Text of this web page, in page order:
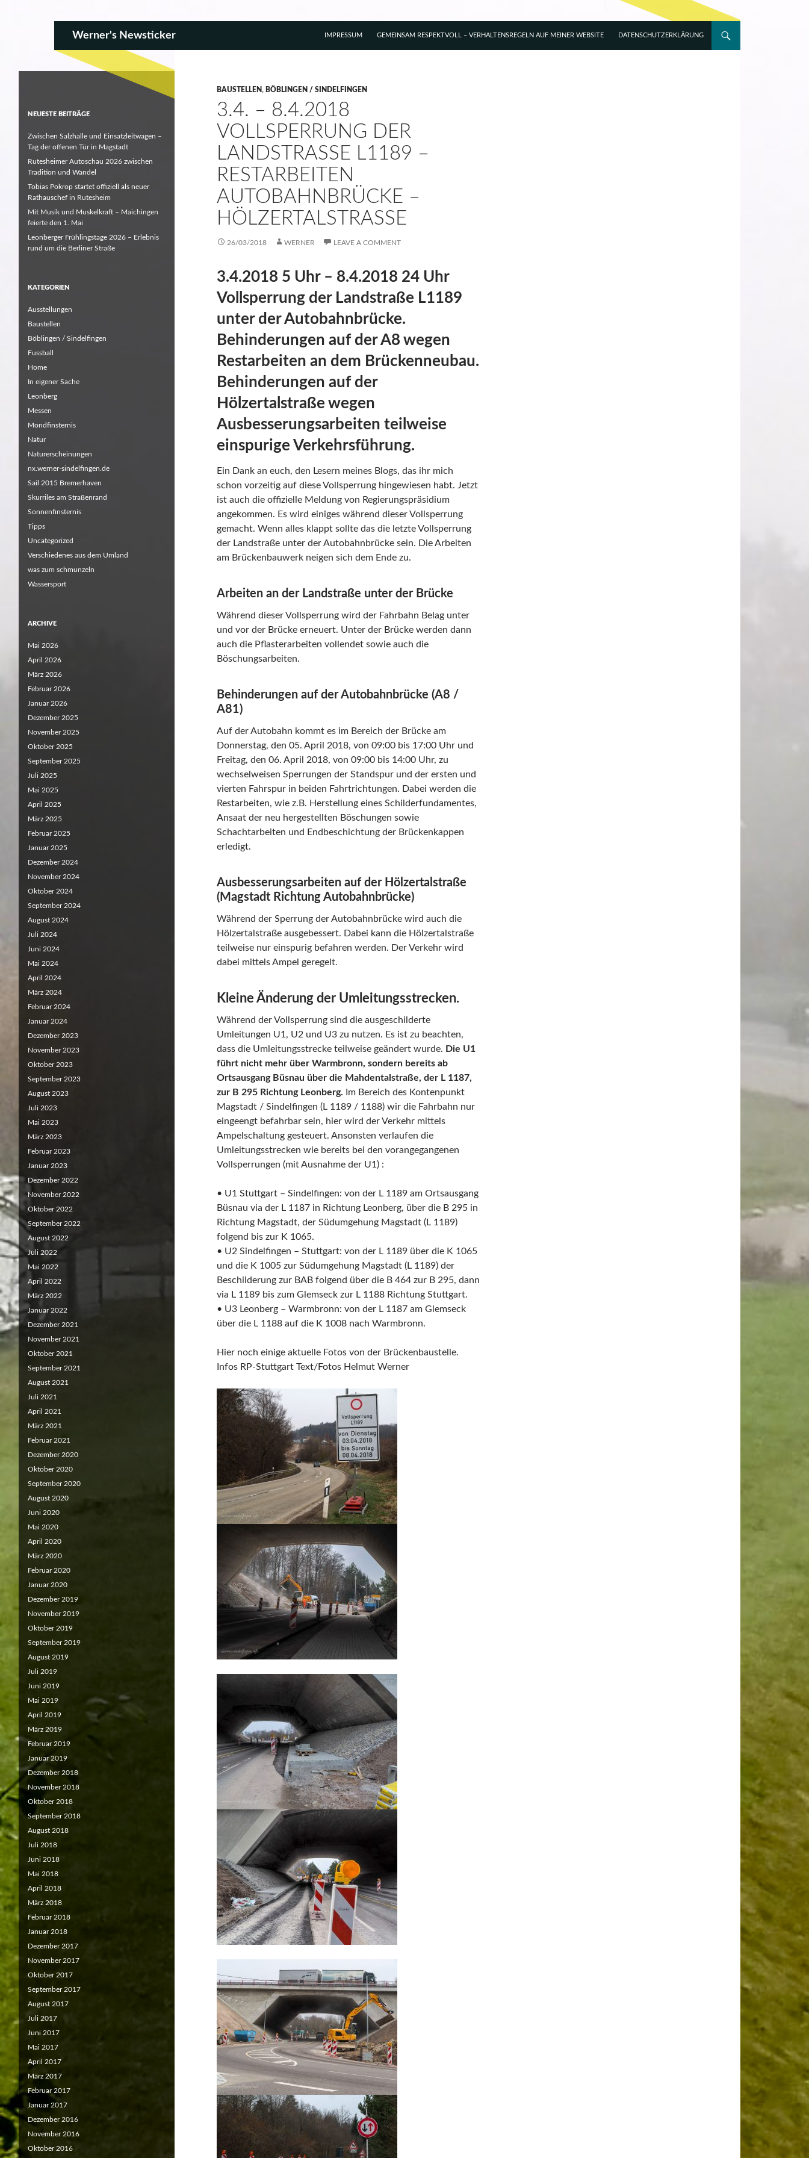
Werner's Newsticker
DATENSCHUTZERKLÄRUNG
GEMEINSAM RESPEKTVOLL – VERHALTENSREGELN AUF MEINER WEBSITE
IMPRESSUM
BAUSTELLEN, BÖBLINGEN / SINDELFINGEN
3.4. – 8.4.2018
VOLLSPERRUNG DER
LANDSTRASSE L1189 – R
ESTARBEITEN A
UTOBAHNBRÜCKE – H
ÖLZERTALSTRASSE
26/03/2018 WERNER LEAVE A COMMENT
3.4.2018 5 Uhr – 8.4.2018 24 Uhr
Vollsperrung der Landstraße L1189
unter der Autobahnbrücke.
Behinderungen auf der A8 wegen
Restarbeiten an dem Brückenneubau.
Behinderungen auf der
Hölzertalstraße wegen
Ausbesserungsarbeiten teilweise
einspurige Verkehrsführung.
Ein Dank an euch, den Lesern meines Blogs, das ihr mich
schon vorzeitig auf diese Vollsperrung hingewiesen habt. Jetzt
ist auch die offizielle Meldung von Regierungspräsidium
angekommen. Es wird einiges während dieser Vollsperrung
gemacht. Wenn alles klappt sollte das die letzte Vollsperrung
der Landstraße unter der Autobahnbrücke sein. Die Arbeiten
am Brückenbauwerk neigen sich dem Ende zu.
Arbeiten an der Landstraße unter der Brücke
Während dieser Vollsperrung wird der Fahrbahn Belag unter
und vor der Brücke erneuert. Unter der Brücke werden dann
auch die Pflasterarbeiten vollendet sowie auch die
Böschungsarbeiten.
Behinderungen auf der Autobahnbrücke (A8 /
A81)
Auf der Autobahn kommt es im Bereich der Brücke am
Donnerstag, den 05. April 2018, von 09:00 bis 17:00 Uhr und
Freitag, den 06. April 2018, von 09:00 bis 14:00 Uhr, zu
wechselweisen Sperrungen der Standspur und der ersten und
vierten Fahrspur in beiden Fahrtrichtungen. Dabei werden die
Restarbeiten, wie z.B. Herstellung eines Schilderfundamentes,
Ansaat der neu hergestellten Böschungen sowie
Schachtarbeiten und Endbeschichtung der Brückenkappen
erledigt.
Ausbesserungsarbeiten auf der Hölzertalstraße
(Magstadt Richtung Autobahnbrücke)
Während der Sperrung der Autobahnbrücke wird auch die
Hölzertalstraße ausgebessert. Dabei kann die Hölzertalstraße
teilweise nur einspurig befahren werden. Der Verkehr wird
dabei mittels Ampel geregelt.
Kleine Änderung der Umleitungsstrecken.
Während der Vollsperrung sind die ausgeschilderte
Umleitungen U1, U2 und U3 zu nutzen. Es ist zu beachten,
dass die Umleitungsstrecke teilweise geändert wurde. Die U1
führt nicht mehr über Warmbronn, sondern bereits ab
Ortsausgang Büsnau über die Mahdentalstraße, der L 1187,
zur B 295 Richtung Leonberg. Im Bereich des Kontenpunkt
Magstadt / Sindelfingen (L 1189 / 1188) wir die Fahrbahn nur
eingeengt befahrbar sein, hier wird der Verkehr mittels
Ampelschaltung gesteuert. Ansonsten verlaufen die
Umleitungsstrecken wie bereits bei den vorangegangenen
Vollsperrungen (mit Ausnahme der U1) :
• U1 Stuttgart – Sindelfingen: von der L 1189 am Ortsausgang
Büsnau via der L 1187 in Richtung Leonberg, über die B 295 in
Richtung Magstadt, der Südumgehung Magstadt (L 1189)
folgend bis zur K 1065.
• U2 Sindelfingen – Stuttgart: von der L 1189 über die K 1065
und die K 1005 zur Südumgehung Magstadt (L 1189) der
Beschilderung zur BAB folgend über die B 464 zur B 295, dann
via L 1189 bis zum Glemseck zur L 1188 Richtung Stuttgart.
• U3 Leonberg – Warmbronn: von der L 1187 am Glemseck
über die L 1188 auf die K 1008 nach Warmbronn.
Hier noch einige aktuelle Fotos von der Brückenbaustelle.
Infos RP-Stuttgart Text/Fotos Helmut Werner
NEUESTE BEITRÄGE
Zwischen Salzhalle und Einsatzleitwagen –
Tag der offenen Tür in Magstadt
Rutesheimer Autoschau 2026 zwischen
Tradition und Wandel
Tobias Pokrop startet offiziell als neuer
Rathauschef in Rutesheim
Mit Musik und Muskelkraft – Maichingen
feierte den 1. Mai
Leonberger Frühlingstage 2026 – Erlebnis
rund um die Berliner Straße
KATEGORIEN
Ausstellungen
Baustellen
Böblingen / Sindelfingen
Fussball
Home
In eigener Sache
Leonberg
Messen
Mondfinsternis
Natur
Naturerscheinungen
nx.werner-sindelfingen.de
Sail 2015 Bremerhaven
Skurriles am Straßenrand
Sonnenfinsternis
Tipps
Uncategorized
Verschiedenes aus dem Umland
was zum schmunzeln
Wassersport
ARCHIVE
Mai 2026
April 2026
März 2026
Februar 2026
Januar 2026
Dezember 2025
November 2025
Oktober 2025
September 2025
Juli 2025
Mai 2025
April 2025
März 2025
Februar 2025
Januar 2025
Dezember 2024
November 2024
Oktober 2024
September 2024
August 2024
Juli 2024
Juni 2024
Mai 2024
April 2024
März 2024
Februar 2024
Januar 2024
Dezember 2023
November 2023
Oktober 2023
September 2023
August 2023
Juli 2023
Mai 2023
März 2023
Februar 2023
Januar 2023
Dezember 2022
November 2022
Oktober 2022
September 2022
August 2022
Juli 2022
Mai 2022
April 2022
März 2022
Januar 2022
Dezember 2021
November 2021
Oktober 2021
September 2021
August 2021
Juli 2021
April 2021
März 2021
Februar 2021
Dezember 2020
Oktober 2020
September 2020
August 2020
Juni 2020
Mai 2020
April 2020
März 2020
Februar 2020
Januar 2020
Dezember 2019
November 2019
Oktober 2019
September 2019
August 2019
Juli 2019
Juni 2019
Mai 2019
April 2019
März 2019
Februar 2019
Januar 2019
Dezember 2018
November 2018
Oktober 2018
September 2018
August 2018
Juli 2018
Juni 2018
Mai 2018
April 2018
März 2018
Februar 2018
Januar 2018
Dezember 2017
November 2017
Oktober 2017
September 2017
August 2017
Juli 2017
Juni 2017
Mai 2017
April 2017
März 2017
Februar 2017
Januar 2017
Dezember 2016
November 2016
Oktober 2016